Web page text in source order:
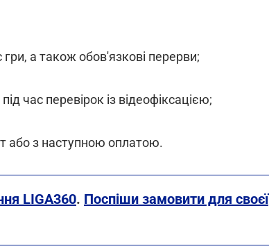
гри, а також обов'язкові перерви;
час перевірок із відеофіксацією;
або з наступною оплатою.
LIGA360. Поспіши замовити для своєї